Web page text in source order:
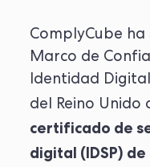
ComplyCube
Marco de
Identidad
del Reino Unido
certificado de
digital (IDSP)